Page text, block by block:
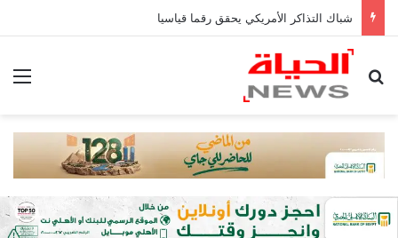
شباك التذاكر الأمريكي يحقق رقما قياسيا
بحث عن